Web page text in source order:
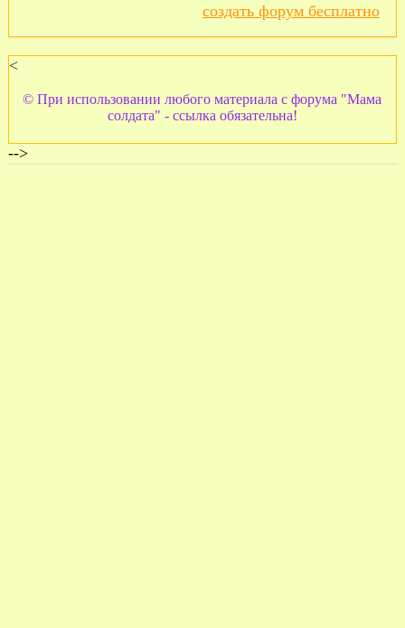
создать форум бесплатно
<
© При использовании любого материала с форума "Мама
солдата" - ссылка обязательна!
-->